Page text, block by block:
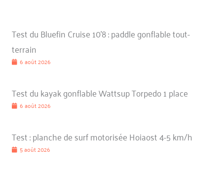
Test du Bluefin Cruise 10’8 : paddle gonflable tout-
terrain
6 août 2026
Test du kayak gonflable Wattsup Torpedo 1 place
6 août 2026
Test : planche de surf motorisée Hoiaost 4-5 km/h
5 août 2026